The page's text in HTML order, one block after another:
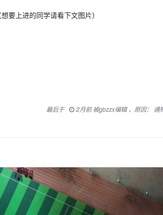
要上进的同学请看下文图片）
最后于 2月前 被gbzzx编辑 ，原因： 通